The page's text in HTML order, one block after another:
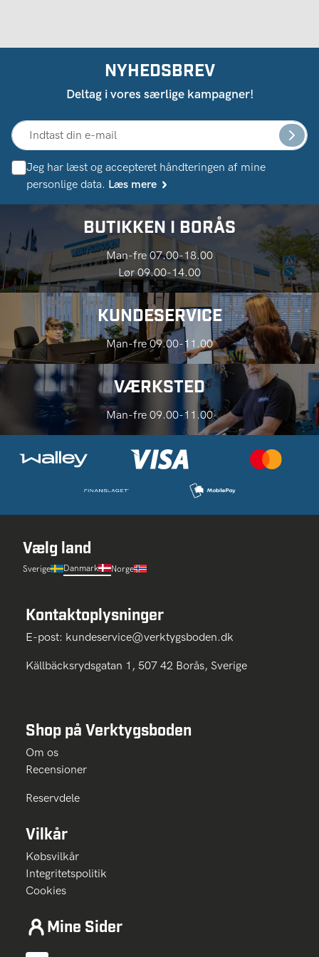
NYHEDSBREV
Deltag i vores særlige kampagner!
Jeg har læst og accepteret håndteringen af ​​mine
personlige data. Læs mere
BUTIKKEN I BORÅS
Man-fre 07.00-18.00
Lør 09.00-14.00
KUNDESERVICE
Man-fre 09.00-11.00
VÆRKSTED
Man-fre 09.00-11.00
Vælg land
Sverige Danmark Norge
Kontaktoplysninger
E-post: kundeservice@verktygsboden.dk
Källbäcksrydsgatan 1, 507 42 Borås, Sverige
Shop på Verktygsboden
Om os
Recensioner
Reservdele
Vilkår
Købsvilkår
Integritetspolitik
Cookies
Mine Sider